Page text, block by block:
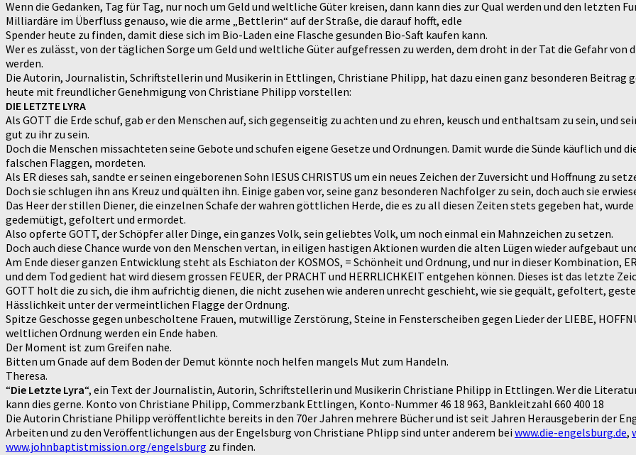
Wenn die Gedanken, Tag für Tag, nur noch um Geld und weltliche Güter kreisen, dann kann dies zur Qual werden und den letzten
Milliardäre im Überfluss genauso, wie die arme „Bettlerin“ auf der Straße, die darauf hofft, edle
Spender heute zu finden, damit diese sich im Bio-Laden eine Flasche gesunden Bio-Saft kaufen kann.
Wer es zulässt, von der täglichen Sorge um Geld und weltliche Güter aufgefressen zu werden, dem droht in der Tat die Gefahr
werden.
Die Autorin, Journalistin, Schriftstellerin und Musikerin in Ettlingen, Christiane Philipp, hat dazu einen ganz besonderen Beitrag
heute mit freundlicher Genehmigung von Christiane Philipp vorstellen:
DIE LETZTE LYRA
Als GOTT die Erde schuf, gab er den Menschen auf, sich gegenseitig zu achten und zu ehren, keusch und enthaltsam zu sein, und
gut zu ihr zu sein.
Doch die Menschen missachteten seine Gebote und schufen eigene Gesetze und Ordnungen. Damit wurde die Sünde käuflich und
falschen Flaggen, mordeten.
Als ER dieses sah, sandte er seinen eingeborenen Sohn IESUS CHRISTUS um ein neues Zeichen der Zuversicht und Hoffnung zu
Doch sie schlugen ihn ans Kreuz und quälten ihn. Einige gaben vor, seine ganz besonderen Nachfolger zu sein, doch auch sie
Das Heer der stillen Diener, die einzelnen Schafe der wahren göttlichen Herde, die es zu all diesen Zeiten stets gegeben hat,
gedemütigt, gefoltert und ermordet.
Also opferte GOTT, der Schöpfer aller Dinge, ein ganzes Volk, sein geliebtes Volk, um noch einmal ein Mahnzeichen zu setzen.
Doch auch diese Chance wurde von den Menschen vertan, in eiligen hastigen Aktionen wurden die alten Lügen wieder aufgebaut
Am Ende dieser ganzen Entwicklung steht als Eschiaton der KOSMOS, = Schönheit und Ordnung, und nur in dieser Kombination,
und dem Tod gedient hat wird diesem grossen FEUER, der PRACHT und HERRLICHKEIT entgehen können. Dieses ist das letzte
GOTT holt die zu sich, die ihm aufrichtig dienen, die nicht zusehen wie anderen unrecht geschieht, wie sie gequält, gefoltert,
Hässlichkeit unter der vermeintlichen Flagge der Ordnung.
Spitze Geschosse gegen unbescholtene Frauen, mutwillige Zerstörung, Steine in Fensterscheiben gegen Lieder der LIEBE,
weltlichen Ordnung werden ein Ende haben.
Der Moment ist zum Greifen nahe.
Bitten um Gnade auf dem Boden der Demut könnte noch helfen mangels Mut zum Handeln.
Theresa.
“Die Letzte Lyra“, ein Text der Journalistin, Autorin, Schriftstellerin und Musikerin Christiane Philipp in Ettlingen. Wer die
kann dies gerne. Konto von Christiane Philipp, Commerzbank Ettlingen, Konto-Nummer 46 18 963, Bankleitzahl 660 400 18
Die Autorin Christiane Philipp veröffentlichte bereits in den 70er Jahren mehrere Bücher und ist seit Jahren Herausgeberin der
Arbeiten und zu den Veröffentlichungen aus der Engelsburg von Christiane Phlipp sind unter anderem bei www.die-engelsburg.de,
www.johnbaptistmission.org/engelsburg zu finden.